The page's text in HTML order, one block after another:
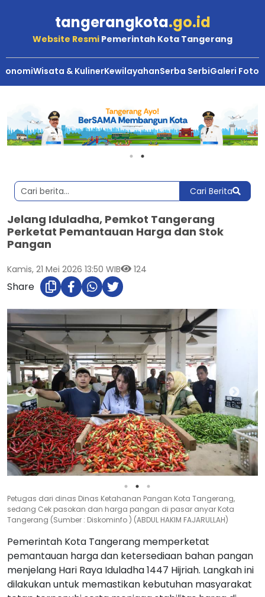
tangerangkota.go.id
Website Resmi Pemerintah Kota Tangerang
Wisata & KulinerKewilayahanSerba SerbiGaleri Foto
Cari Berita
Jelang Iduladha, Pemkot Tangerang
Perketat Pemantauan Harga dan Stok
Pangan
Kamis, 21 Mei 2026 13:50 WIB 124
Share
Petugas dari dinas Dinas Ketahanan Pangan Kota Tangerang,
sedang Cek pasokan dan harga pangan di pasar anyar Kota
Tangerang (Sumber : Diskominfo ) (ABDUL HAKIM FAJARULLAH)
Pemerintah Kota Tangerang memperketat
pemantauan harga dan ketersediaan bahan pangan
menjelang Hari Raya Iduladha 1447 Hijriah. Langkah ini
dilakukan untuk memastikan kebutuhan masyarakat